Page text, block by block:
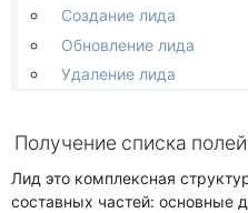
Создание лида
Обновление лида
Удаление лида
Получение списка полей
Лид это комплексная
составных частей: основные